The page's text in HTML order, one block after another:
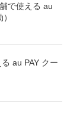
で使える au
au PAY クー